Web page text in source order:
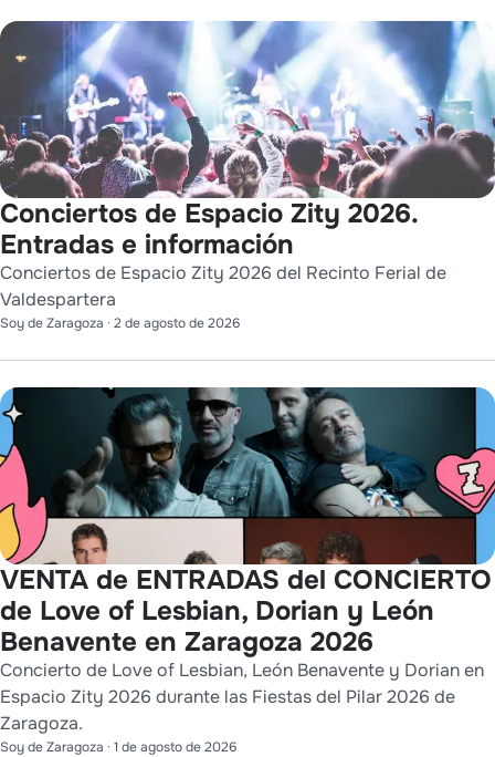
Conciertos de Espacio Zity 2026.
Entradas e información
Conciertos de Espacio Zity 2026 del Recinto Ferial de
Valdespartera
Soy de Zaragoza · 2 de agosto de 2026
VENTA de ENTRADAS del CONCIERTO
de Love of Lesbian, Dorian y León
Benavente en Zaragoza 2026
Concierto de Love of Lesbian, León Benavente y Dorian en
Espacio Zity 2026 durante las Fiestas del Pilar 2026 de
Zaragoza.
Soy de Zaragoza · 1 de agosto de 2026